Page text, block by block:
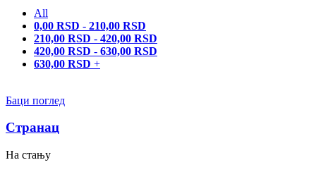
All
0,00 RSD - 210,00 RSD
210,00 RSD - 420,00 RSD
420,00 RSD - 630,00 RSD
630,00 RSD +
Баци поглед
Странац
На стању